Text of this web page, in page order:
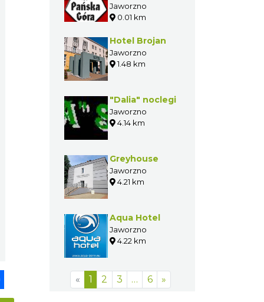
Jaworzno
0.01 km
Hotel Brojan
Jaworzno
1.48 km
"Dalia" noclegi
Jaworzno
4.14 km
Greyhouse
Jaworzno
4.21 km
Aqua Hotel
Jaworzno
4.22 km
« 1 2 3 … 6 »